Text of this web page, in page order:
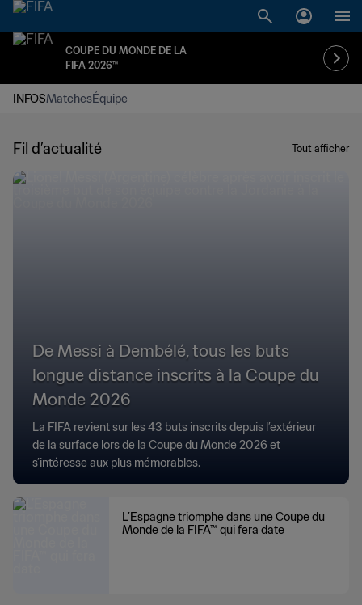
COUPE DU MONDE DE LA
FIFA 2026™
INFOSMatchesÉquipe
Fil d’actualité Tout afficher
De Messi à Dembélé, tous les buts
longue distance inscrits à la Coupe du
Monde 2026
La FIFA revient sur les 43 buts inscrits depuis l’extérieur
de la surface lors de la Coupe du Monde 2026 et
s’intéresse aux plus mémorables.
L’Espagne triomphe dans une Coupe du
Monde de la FIFA™ qui fera date